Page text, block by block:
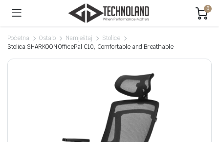
0
Početna Ostalo Namještaj
Stolice
Stolica SHARKOON OfficePal C10, Comfortable and Breathable